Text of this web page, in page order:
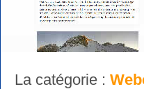
La catégorie :